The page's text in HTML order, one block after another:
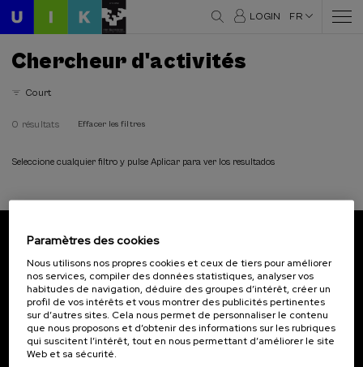
LOGIN FR
Chercheur d'activités
Court
0 résultats Effacer les filtres
Seleccione cualquier filtro y pulse Aplicar para ver los resultados
Inscrivez-vous pour être le premier à recevoir les
actualités de l'UIK.
S'abonner
Paramètres des cookies
Nous utilisons nos propres cookies et ceux de tiers pour améliorer
nos services, compiler des données statistiques, analyser vos
habitudes de navigation, déduire des groupes d’intérêt, créer un
profil de vos intérêts et vous montrer des publicités pertinentes
sur d’autres sites. Cela nous permet de personnaliser le contenu
que nous proposons et d’obtenir des informations sur les rubriques
qui suscitent l’intérêt, tout en nous permettant d’améliorer le site
Web et sa sécurité.